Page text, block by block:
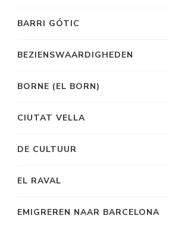
BARRI GÓTIC
BEZIENSWAARDIGHEDEN
BORNE (EL BORN)
CIUTAT VELLA
DE CULTUUR
EL RAVAL
EMIGREREN NAAR BARCELONA